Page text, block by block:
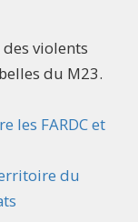
violents
du M23.
les FARDC et
du